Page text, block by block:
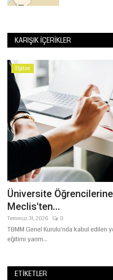
KARIŞIK İÇERIKLER
Eğitim
Üniversite
Meclis'ten...
Temmuz 31, 2026 0
TBMM Genel Kurulu'nda kabul edilen
eğitimi yarım...
ETIKETLER